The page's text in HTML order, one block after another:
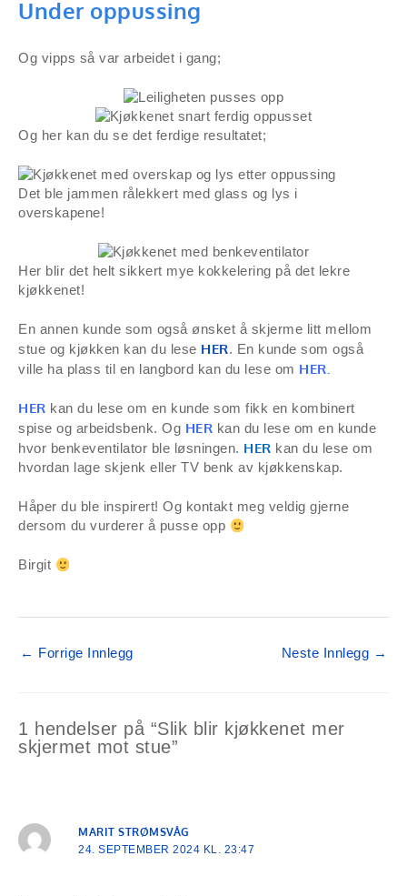
Under oppussing
Og vipps så var arbeidet i gang;
Og her kan du se det ferdige resultatet;
Det ble jammen rålekkert med glass og lys i
overskapene!
Her blir det helt sikkert mye kokkelering på det lekre
kjøkkenet!
En annen kunde som også ønsket å skjerme litt mellom
stue og kjøkken kan du lese HER. En kunde som også
ville ha plass til en langbord kan du lese om HER.
HER kan du lese om en kunde som fikk en kombinert
spise og arbeidsbenk. Og HER kan du lese om en kunde
hvor benkeventilator ble løsningen. HER kan du lese om
hvordan lage skjenk eller TV benk av kjøkkenskap.
Håper du ble inspirert! Og kontakt meg veldig gjerne
dersom du vurderer å pusse opp
Birgit
← Forrige Innlegg Neste Innlegg →
1 hendelser på “Slik blir kjøkkenet mer
skjermet mot stue”
MARIT STRØMSVÅG
24. SEPTEMBER 2024 KL. 23:47